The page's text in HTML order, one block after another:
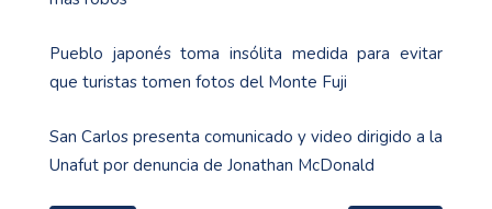
Pueblo japonés toma insólita medida para evitar
que turistas tomen fotos del Monte Fuji
San Carlos presenta comunicado y video dirigido a la
Unafut por denuncia de Jonathan McDonald